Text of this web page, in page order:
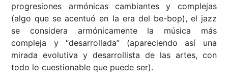
progresiones armónicas cambiantes y complejas
(algo que se acentuó en la era del be-bop), el jazz
se considera armónicamente la música más
compleja y “desarrollada” (apareciendo así una
mirada evolutiva y desarrollista de las artes, con
todo lo cuestionable que puede ser).